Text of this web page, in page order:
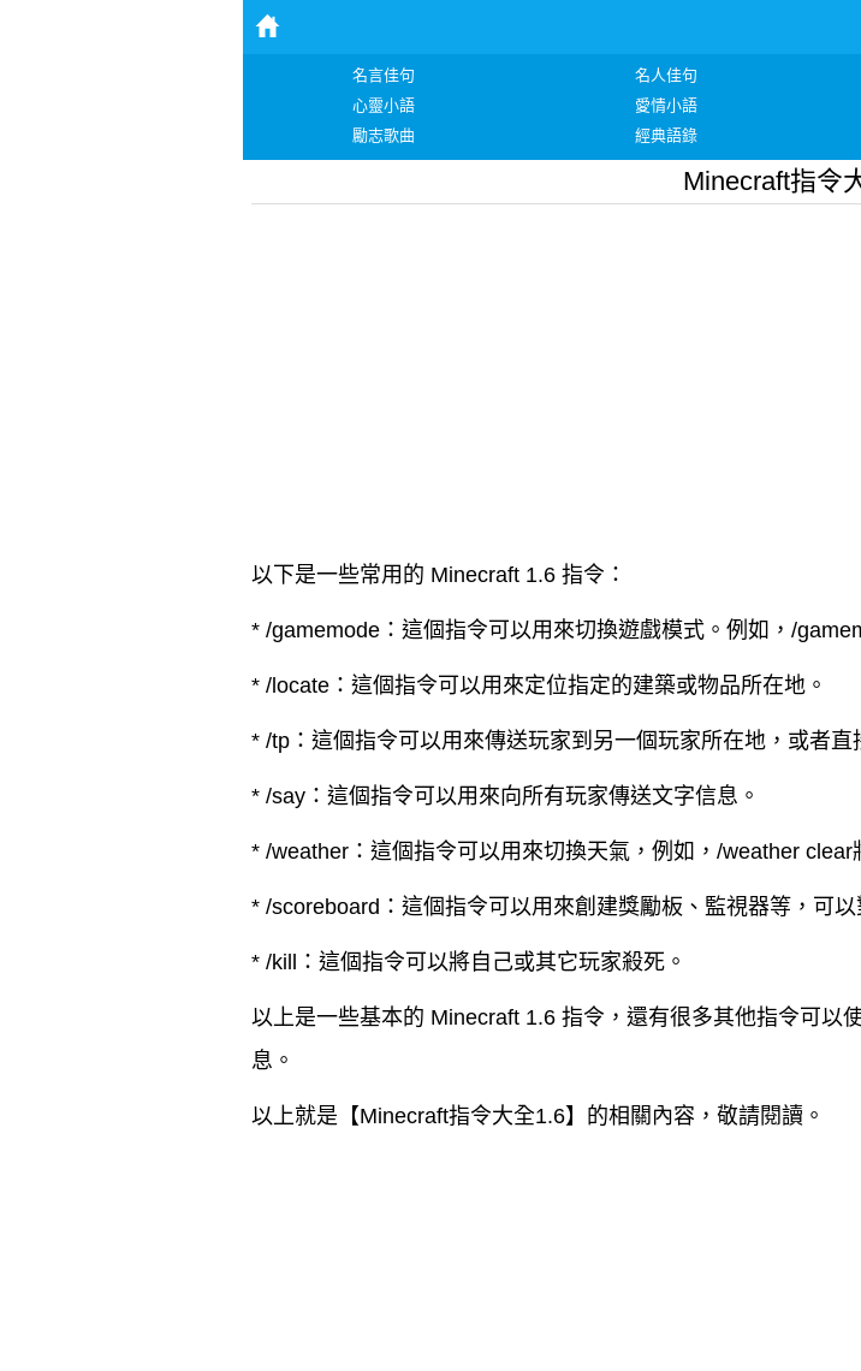
名言佳句 名人佳句
心靈小語
愛情小語
勵志歌曲
經典語錄
Minecraft指令
以下是一些常用的 Minecraft 1.6 指令：
* /gamemode：這個指令可以用來切換遊戲模式。例如，/
* /locate：這個指令可以用來定位指定的建築或物品所在地。
* /tp：這個指令可以用來傳送玩家到另一個玩家所在地，或者直
* /say：這個指令可以用來向所有玩家傳送文字信息。
* /weather：這個指令可以用來切換天氣，例如，/weather clear
* /scoreboard：這個指令可以用來創建獎勵板、監視器等，可以
* /kill：這個指令可以將自己或其它玩家殺死。
以上是一些基本的 Minecraft 1.6 指令，還有很多其他指令可以
息。
以上就是【Minecraft指令大全1.6】的相關內容，敬請閱讀。